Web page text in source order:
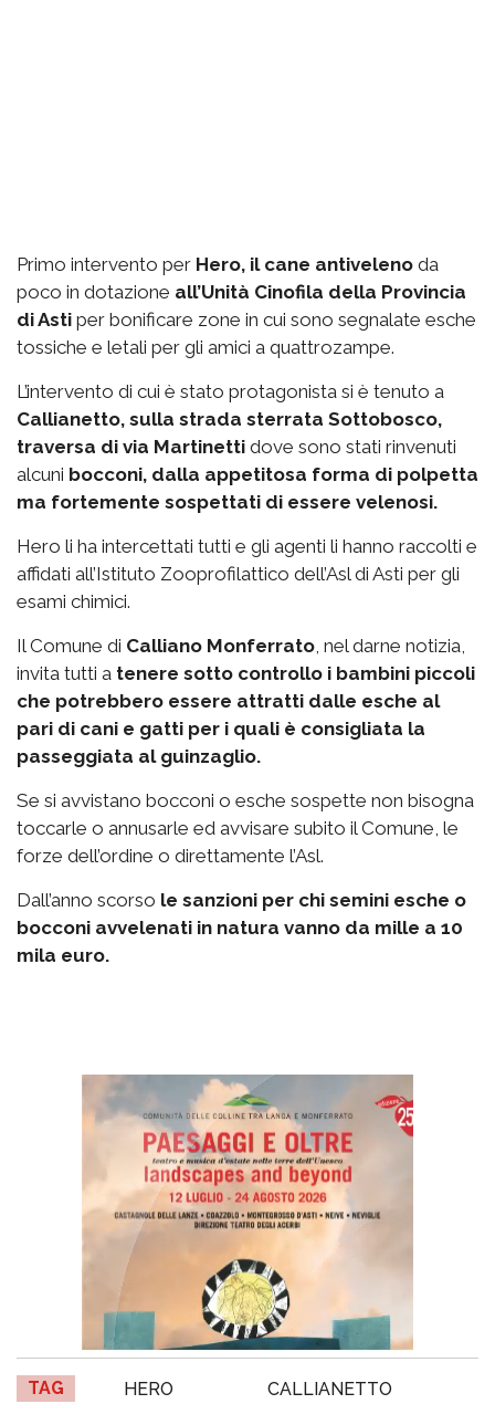
Primo intervento per Hero, il cane antiveleno da
poco in dotazione all’Unità Cinofila della Provincia
di Asti per bonificare zone in cui sono segnalate esche
tossiche e letali per gli amici a quattrozampe.
L’intervento di cui è stato protagonista si è tenuto a
Callianetto, sulla strada sterrata Sottobosco,
traversa di via Martinetti dove sono stati rinvenuti
alcuni bocconi, dalla appetitosa forma di polpetta
ma fortemente sospettati di essere velenosi.
Hero li ha intercettati tutti e gli agenti li hanno raccolti e
affidati all’Istituto Zooprofilattico dell’Asl di Asti per gli
esami chimici.
Il Comune di Calliano Monferrato , nel darne notizia,
invita tutti a tenere sotto controllo i bambini piccoli
che potrebbero essere attratti dalle esche al
pari di cani e gatti per i quali è consigliata la
passeggiata al guinzaglio.
Se si avvistano bocconi o esche sospette non bisogna
toccarle o annusarle ed avvisare subito il Comune, le
forze dell’ordine o direttamente l’Asl.
Dall’anno scorso le sanzioni per chi semini esche o
bocconi avvelenati in natura vanno da mille a 10
mila euro.
TAG HERO
CALLIANETTO